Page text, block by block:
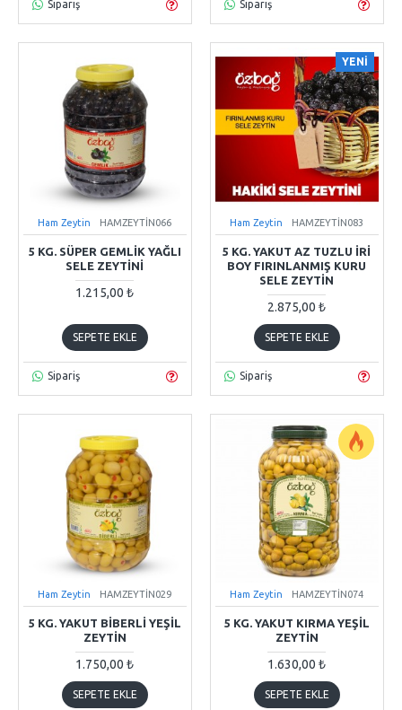
Sipariş Sipariş
Ham Zeytin HAMZEYTİN066
5 KG. SÜPER GEMLIK YAĞLI
SELE ZEYTINI
1.215,00 ₺
SEPETE EKLE
Sipariş
YENİ
Ham Zeytin HAMZEYTİN083
5 KG. YAKUT AZ TUZLU İRI
BOY FIRINLANMIŞ KURU
SELE ZEYTIN
2.875,00 ₺
SEPETE EKLE
Sipariş
Ham Zeytin HAMZEYTİN029
5 KG. YAKUT BİBERLİ YEŞİL
ZEYTİN
1.750,00 ₺
SEPETE EKLE
Ham Zeytin HAMZEYTİN074
5 KG. YAKUT KIRMA YEŞIL
ZEYTIN
1.630,00 ₺
SEPETE EKLE